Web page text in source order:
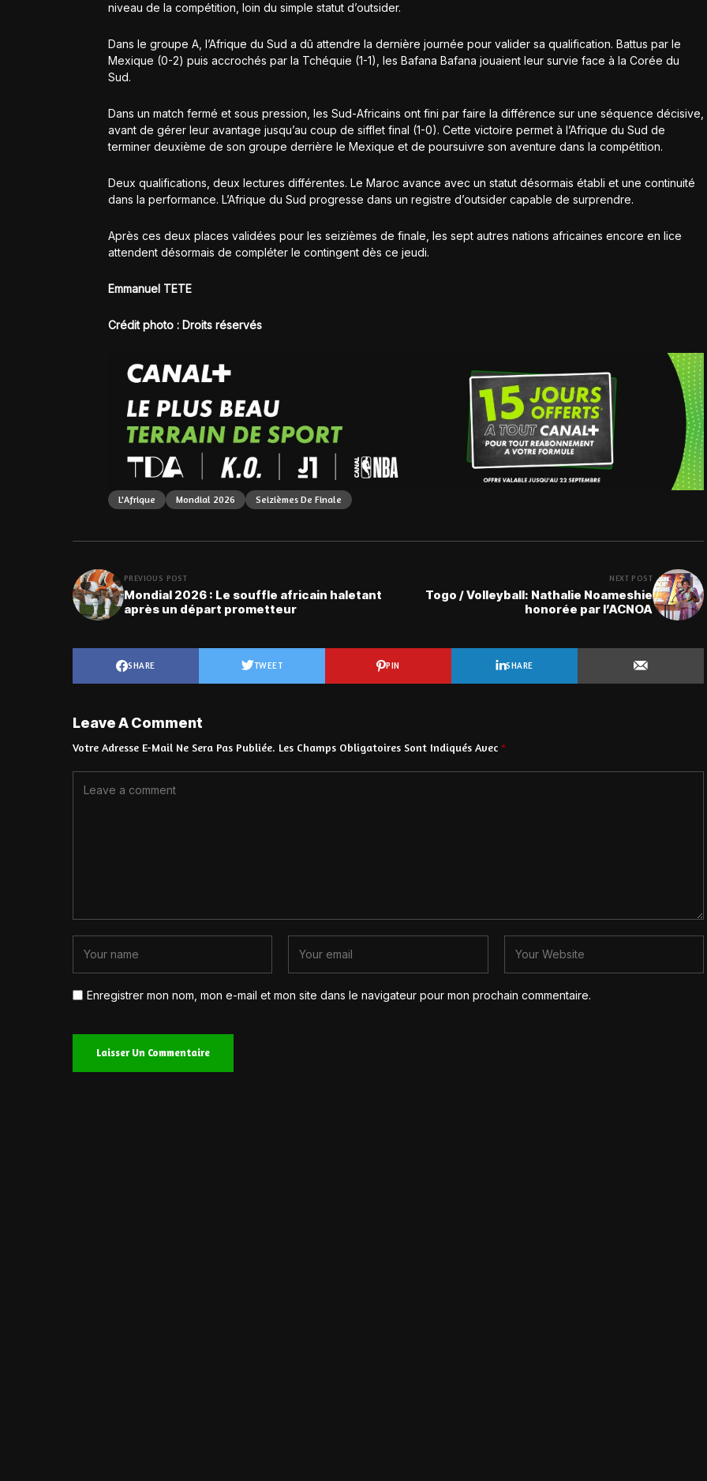
niveau de la compétition, loin du simple statut d’outsider.
Dans le groupe A, l’Afrique du Sud a dû attendre la dernière journée pour valider sa qualification. Battus par le
Mexique (0-2) puis accrochés par la Tchéquie (1-1), les Bafana Bafana jouaient leur survie face à la Corée du
Sud.
Dans un match fermé et sous pression, les Sud-Africains ont fini par faire la différence sur une séquence décisive,
avant de gérer leur avantage jusqu’au coup de sifflet final (1-0). Cette victoire permet à l’Afrique du Sud de
terminer deuxième de son groupe derrière le Mexique et de poursuivre son aventure dans la compétition.
Deux qualifications, deux lectures différentes. Le Maroc avance avec un statut désormais établi et une continuité
dans la performance. L’Afrique du Sud progresse dans un registre d’outsider capable de surprendre.
Après ces deux places validées pour les seizièmes de finale, les sept autres nations africaines encore en lice
attendent désormais de compléter le contingent dès ce jeudi.
Emmanuel TETE
Crédit photo : Droits réservés
L'Afrique Mondial 2026 Seizièmes De Finale
PREVIOUS POST
Mondial 2026 : Le souffle africain haletant
après un départ prometteur
NEXT POST
Togo / Volleyball: Nathalie Noameshie
honorée par l’ACNOA
SHARE TWEET PIN SHARE
Leave A Comment
Votre Adresse E-Mail Ne Sera Pas Publiée. Les Champs Obligatoires Sont Indiqués Avec *
Enregistrer mon nom, mon e-mail et mon site dans le navigateur pour mon prochain commentaire.